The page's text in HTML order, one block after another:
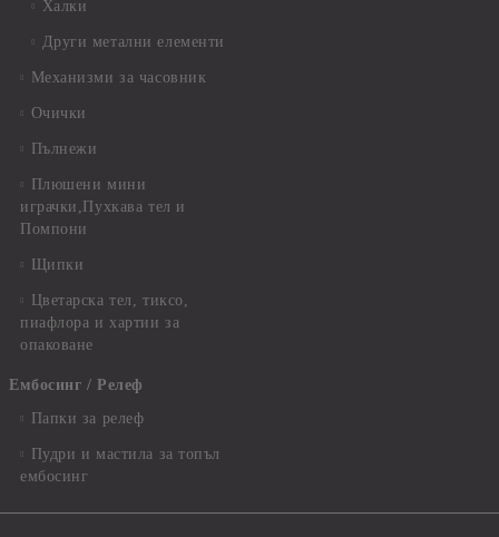
Халки
Други метални елементи
Механизми за часовник
Очички
Пълнежи
Плюшени мини
играчки,Пухкава тел и
Помпони
Щипки
Цветарска тел, тиксо,
пиафлора и хартии за
опаковане
Ембосинг / Релеф
Папки за релеф
Пудри и мастила за топъл
ембосинг